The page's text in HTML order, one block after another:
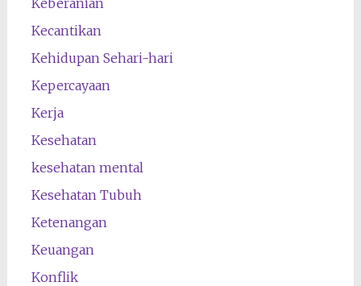
Kecantikan
Kehidupan Sehari-hari
Kepercayaan
Kerja
Kesehatan
kesehatan mental
Kesehatan Tubuh
Ketenangan
Keuangan
Konflik